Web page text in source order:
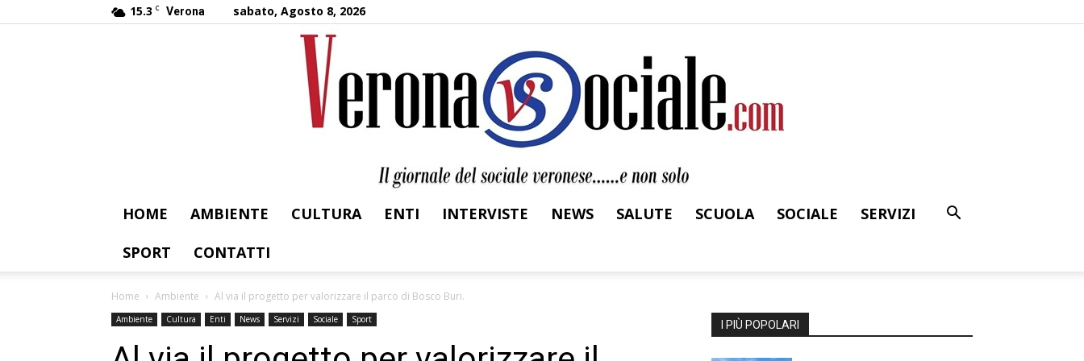
15.3 C Verona sabato, Agosto 8, 2026
Sociale
HOME AMBIENTE CULTURA ENTI INTERVISTE NEWS SALUTE SCUOLA SOCIALE
SERVIZI
SPORT
CONTATTI
Home Ambiente Al via il progetto per valorizzare il parco di Bosco Buri.
Ambiente Cultura Enti News Servizi Sociale Sport I PIÙ POPOLARI